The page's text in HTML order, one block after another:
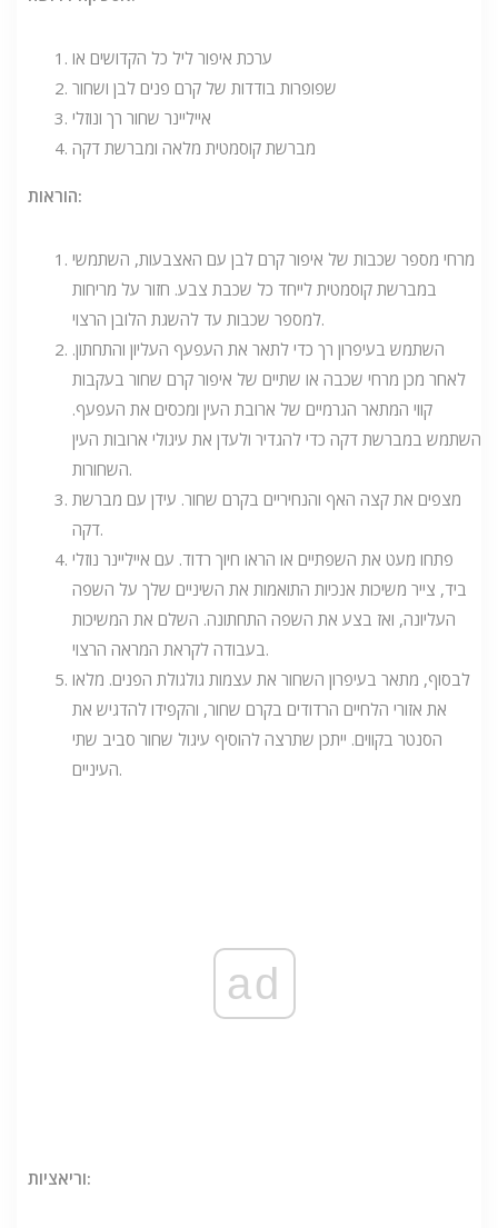
ערכת איפור ליל כל הקדושים או
שפופרות בודדות של קרם פנים לבן ושחור
אייליינר שחור רך ונוזלי
מברשת קוסמטית מלאה ומברשת דקה
הוראות:
מרחי מספר שכבות של איפור קרם לבן עם האצבעות, השתמשי
במברשת קוסמטית לייחד כל שכבת צבע. חזור על מריחות
למספר שכבות עד להשגת הלובן הרצוי.
השתמש בעיפרון רך כדי לתאר את העפעף העליון והתחתון.
לאחר מכן מרחי שכבה או שתיים של איפור קרם שחור בעקבות
קווי המתאר הגרמיים של ארובת העין ומכסים את העפעף.
השתמש במברשת דקה כדי להגדיר ולעדן את עיגולי ארובות העין
השחורות.
מצפים את קצה האף והנחיריים בקרם שחור. עידן עם מברשת
דקה.
פתחו מעט את השפתיים או הראו חיוך רדוד. עם אייליינר נוזלי
ביד, צייר משיכות אנכיות התואמות את השיניים שלך על השפה
העליונה, ואז בצע את השפה התחתונה. השלם את המשיכות
בעבודה לקראת המראה הרצוי.
לבסוף, מתאר בעיפרון השחור את עצמות גולגולת הפנים. מלאו
את אזורי הלחיים הרדודים בקרם שחור, והקפידו להדגיש את
הסנטר בקווים. ייתכן שתרצה להוסיף עיגול שחור סביב שתי
העיניים.
ad
וריאציות: